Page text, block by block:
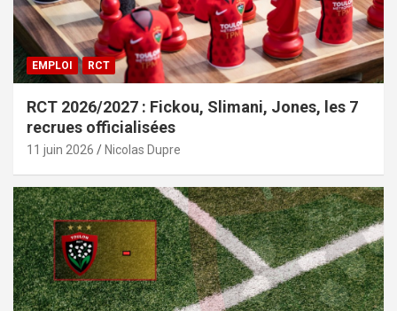
EMPLOI RCT
RCT 2026/2027 : Fickou, Slimani, Jones, les 7
recrues officialisées
11 juin 2026 Nicolas Dupre